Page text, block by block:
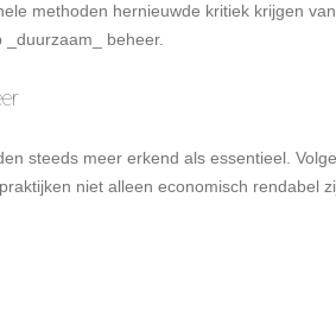
methoden hernieuwde kritiek krijgen
beheer.
steeds meer erkend als essentieel.
niet alleen economisch